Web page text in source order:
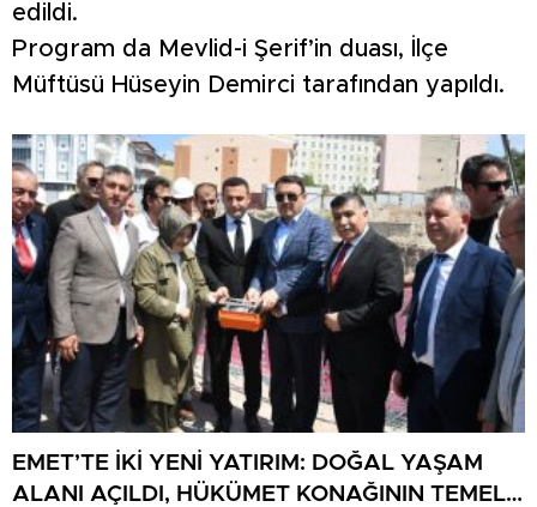
edildi.
Program da Mevlid-i Şerif’in duası, İlçe
Müftüsü Hüseyin Demirci tarafından yapıldı.
EMET’TE İKİ YENİ YATIRIM: DOĞAL YAŞAM
ALANI AÇILDI, HÜKÜMET KONAĞININ TEMELİ